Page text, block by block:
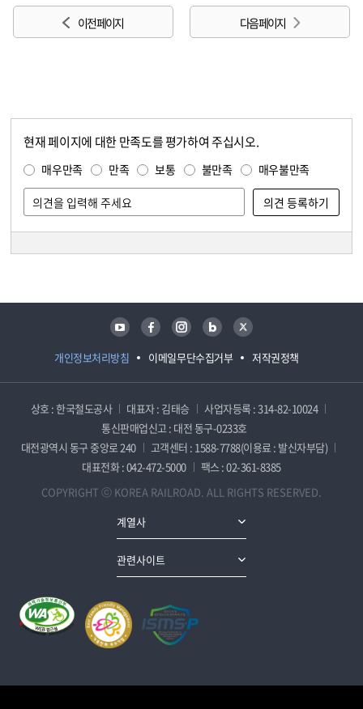
이전 페이지 다음 페이지
현재 페이지에 대한 만족도를 평가하여 주십시오.
매우만족 만족 보통 불만족 매우불만족
개인정보처리방침 이메일무단수집거부 저작권정책
유튜브 페이스북 인스타그램 블로그 트위터
상호 : 한국철도공사 대표자 : 김태승
사업자등록 : 314-82-10024
통신판매업신고 : 대전 동구-0233호
대전광역시 동구 중앙로 240
고객센터 : 1588-7788(이용료 : 발신자부담)
대표전화 : 042-472-5000
팩스 : 02-361-8385
COPYRIGHT ⓒ KOREA RAILROAD. ALL RIGHTS RESERVED.
계열사
관련사이트